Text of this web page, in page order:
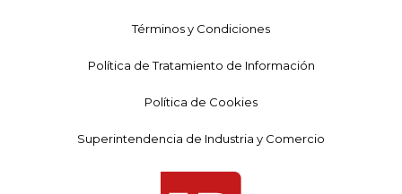
Términos y Condiciones
Política de Tratamiento de Información
Política de Cookies
Superintendencia de Industria y Comercio